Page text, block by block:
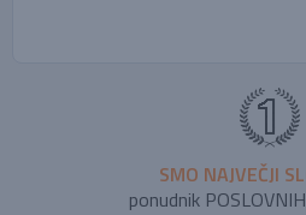
SMO NAJVEČJI
ponudnik